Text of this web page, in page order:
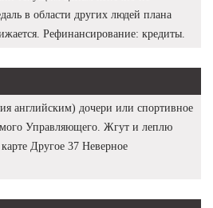
в области других людей плана
Рефинансирование: кредиты.
английским) дочери или спортивное
Управляющего. Жгут и леплю
Другое 37 Неверное